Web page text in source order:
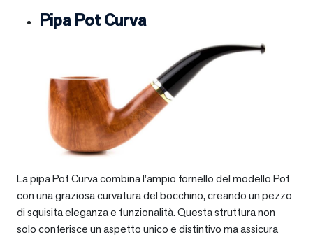
Pipa Pot Curva
La pipa Pot Curva combina l’ampio fornello del modello Pot
con una graziosa curvatura del bocchino, creando un pezzo
di squisita eleganza e funzionalità. Questa struttura non
solo conferisce un aspetto unico e distintivo ma assicura